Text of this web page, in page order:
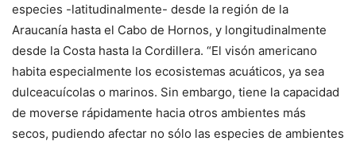
especies -latitudinalmente- desde la región de la
Araucanía hasta el Cabo de Hornos, y longitudinalmente
desde la Costa hasta la Cordillera. “El visón americano
habita especialmente los ecosistemas acuáticos, ya sea
dulceacuícolas o marinos. Sin embargo, tiene la capacidad
de moverse rápidamente hacia otros ambientes más
secos, pudiendo afectar no sólo las especies de ambientes